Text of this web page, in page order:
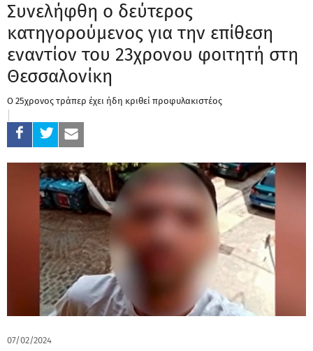
Συνελήφθη ο δεύτερος
κατηγορούμενος για την επίθεση
εναντίον του 23χρονου φοιτητή στη
Θεσσαλονίκη
Ο 25χρονος τράπερ έχει ήδη κριθεί προφυλακιστέος
07/02/2024